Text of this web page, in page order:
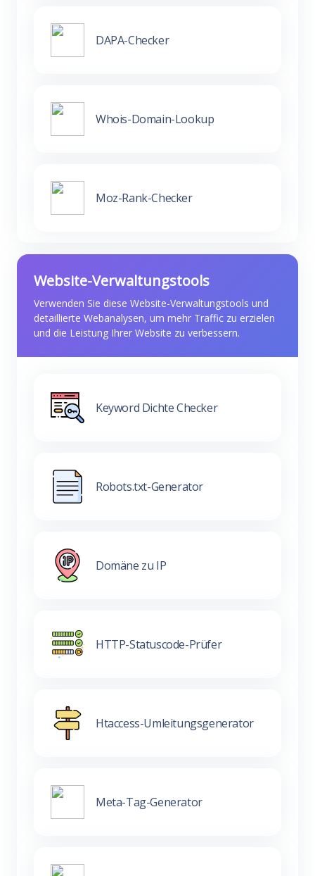
DAPA-Checker
Whois-Domain-Lookup
Moz-Rank-Checker
Website-Verwaltungstools
Verwenden Sie diese Website-Verwaltungstools und
detaillierte Webanalysen, um mehr Traffic zu erzielen
und die Leistung Ihrer Website zu verbessern.
Keyword Dichte Checker
Robots.txt-Generator
Domäne zu IP
HTTP-Statuscode-Prüfer
Htaccess-Umleitungsgenerator
Meta-Tag-Generator